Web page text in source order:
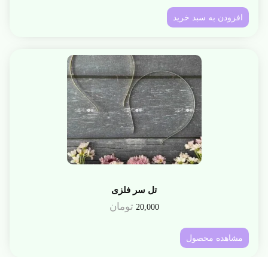
افزودن به سبد خرید
تل سر فلزی
20,000 تومان
مشاهده محصول